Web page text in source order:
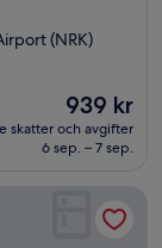
(NRK)
Priset
är
939 kr
939 kr
skatter och avgifter
6 sep. – 7 sep.